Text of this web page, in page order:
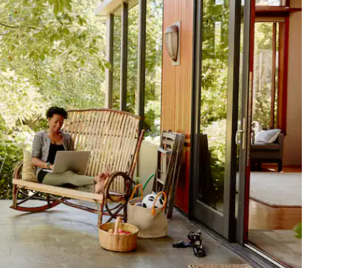
hacia arriba y hacia abajo o explora con el tacto o desliza el dedo.